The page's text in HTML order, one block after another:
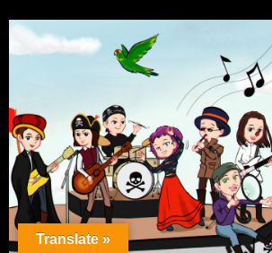
Translate »